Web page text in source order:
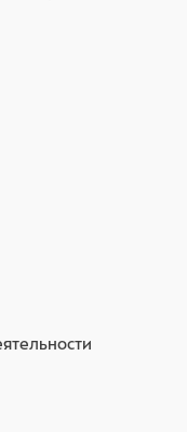
обладают
NODOSUM
запах,
еды
Ascophyllum
а при жевании
удаляется.
свежее мясо утки
оптимальный